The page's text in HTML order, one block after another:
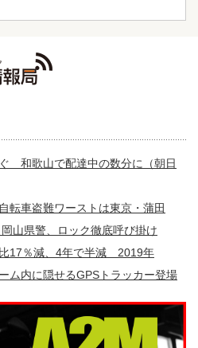
和歌山で配達中の数分に（朝日
転車盗難ワーストは東京・蒲田
山県警、ロック徹底呼び掛け
17％減、4年で半減 2019年
ム内に隠せるGPSトラッカー登場